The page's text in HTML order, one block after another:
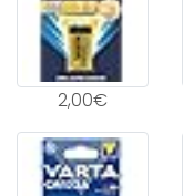
2,00€